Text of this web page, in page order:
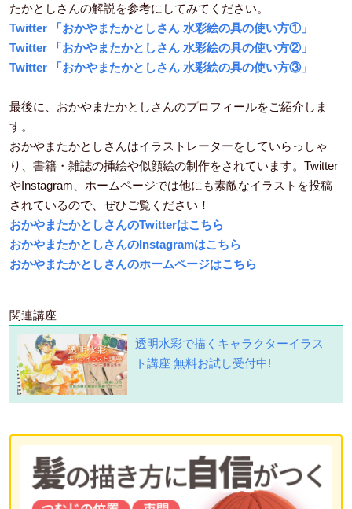
たかとしさんの解説を参考にしてみてください。
Twitter 「おかやまたかとしさん 水彩絵の具の使い方①」
Twitter 「おかやまたかとしさん 水彩絵の具の使い方②」
Twitter 「おかやまたかとしさん 水彩絵の具の使い方③」
最後に、おかやまたかとしさんのプロフィールをご紹介しま
す。
おかやまたかとしさんはイラストレーターをしていらっしゃ
り、書籍・雑誌の挿絵や似顔絵の制作をされています。Twitter
やInstagram、ホームページでは他にも素敵なイラストを投稿
されているので、ぜひご覧ください！
おかやまたかとしさんのTwitterはこちら
おかやまたかとしさんのInstagramはこちら
おかやまたかとしさんのホームページはこちら
関連講座
透明水彩で描くキャラクターイラス
ト講座 無料お試し受付中!